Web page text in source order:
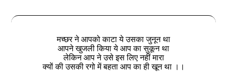
मच्छर ने आपको काटा ये उसका जुनून था
आपने खुजली किया ये आप का सुकून था
लेकिन आप ने उसे इस लिए नहीं मारा
क्यों की उसकी रगो में बहता आप का ही खून था ।।